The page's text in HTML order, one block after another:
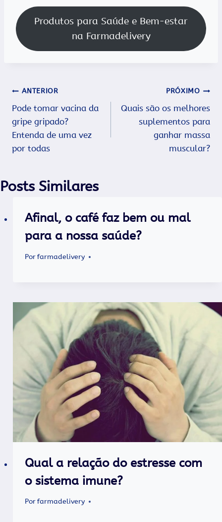
Produtos para Saúde e Bem-estar
na Farmadelivery
Navegação
de
Post
ANTERIOR
Pode tomar vacina da
gripe gripado?
Entenda de uma vez
por todas
PRÓXIMO
Quais são os melhores
suplementos para
ganhar massa
muscular?
Posts Similares
Afinal, o café faz bem ou mal
para a nossa saúde?
Por farmadelivery
Qual a relação do estresse com
o sistema imune?
Por farmadelivery